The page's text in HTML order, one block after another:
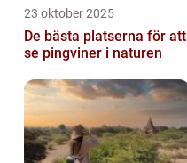
23 oktober 2025
De bästa platserna för att
se pingviner i naturen